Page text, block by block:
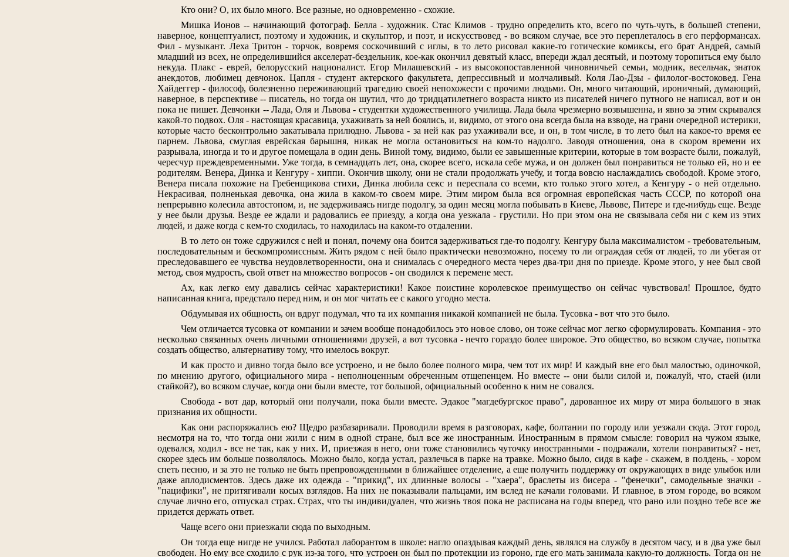
Кто они? О, их было много. Все разные, но одновременно - схожие.
Мишка Ионов -- начинающий фотограф. Белла - художник. Стас Климов - трудно определить кто, всего по чуть-чуть, в большей степени,
наверное, концептуалист, поэтому и художник, и скульптор, и поэт, и искусствовед - во всяком случае, все это переплеталось в его перформансах.
Фил - музыкант. Леха Тритон - торчок, вовремя соскочивший с иглы, в то лето рисовал какие-то готические комиксы, его брат Андрей, самый
младший из всех, не определившийся акселерат-бездельник, кое-как окончил девятый класс, впереди ждал десятый, и поэтому торопиться ему было
некуда. Плакс - еврей, белорусский националист. Егор Милашевский - из высокопоставленной чиновничьей семьи, модник, весельчак, знаток
анекдотов, любимец девчонок. Цапля - студент актерского факультета, депрессивный и молчаливый. Коля Лао-Дзы - филолог-востоковед. Гена
Хайдеггер - философ, болезненно переживающий трагедию своей непохожести с прочими людьми. Он, много читающий, ироничный, думающий,
наверное, в перспективе -- писатель, но тогда он шутил, что до тридцатилетнего возраста никто из писателей ничего путного не написал, вот и он
пока не пишет. Девчонки -- Лада, Оля и Львова - студентки художественного училища. Лада была чрезмерно возвышенна, и явно за этим скрывался
какой-то подвох. Оля - настоящая красавица, ухаживать за ней боялись, и, видимо, от этого она всегда была на взводе, на грани очередной истерики,
которые часто бесконтрольно закатывала прилюдно. Львова - за ней как раз ухаживали все, и он, в том числе, в то лето был на какое-то время ее
парнем. Львова, смуглая еврейская барышня, никак не могла остановиться на ком-то надолго. Заводя отношения, она в скором времени их
разрывала, иногда и то и другое помещала в один день. Виной тому, видимо, были ее завышенные критерии, которые в том возрасте были, пожалуй,
чересчур преждевременными. Уже тогда, в семнадцать лет, она, скорее всего, искала себе мужа, и он должен был понравиться не только ей, но и ее
родителям. Венера, Динка и Кенгуру - хиппи. Окончив школу, они не стали продолжать учебу, и тогда вовсю наслаждались свободой. Кроме этого,
Венера писала похожие на Гребенщикова стихи, Динка любила секс и переспала со всеми, кто только этого хотел, а Кенгуру - о ней отдельно.
Некрасивая, полненькая девочка, она жила в каком-то своем мире. Этим миром была вся огромная европейская часть СССР, по которой она
непрерывно колесила автостопом, и, не задерживаясь нигде подолгу, за один месяц могла побывать в Киеве, Львове, Питере и где-нибудь еще. Везде
у нее были друзья. Везде ее ждали и радовались ее приезду, а когда она уезжала - грустили. Но при этом она не связывала себя ни с кем из этих
людей, и даже когда с кем-то сходилась, то находилась на каком-то отдалении.
В то лето он тоже сдружился с ней и понял, почему она боится задерживаться где-то подолгу. Кенгуру была максималистом - требовательным,
последовательным и бескомпромиссным. Жить рядом с ней было практически невозможно, посему то ли ограждая себя от людей, то ли убегая от
преследовавшего ее чувства неудовлетворенности, она и снималась с очередного места через два-три дня по приезде. Кроме этого, у нее был свой
метод, своя мудрость, свой ответ на множество вопросов - он сводился к перемене мест.
Ах, как легко ему давались сейчас характеристики! Какое поистине королевское преимущество он сейчас чувствовал! Прошлое, будто
написанная книга, предстало перед ним, и он мог читать ее с какого угодно места.
Обдумывая их общность, он вдруг подумал, что та их компания никакой компанией не была. Тусовка - вот что это было.
Чем отличается тусовка от компании и зачем вообще понадобилось это новое слово, он тоже сейчас мог легко сформулировать. Компания - это
несколько связанных очень личными отношениями друзей, а вот тусовка - нечто гораздо более широкое. Это общество, во всяком случае, попытка
создать общество, альтернативу тому, что имелось вокруг.
И как просто и дивно тогда было все устроено, и не было более полного мира, чем тот их мир! И каждый вне его был малостью, одиночкой,
по мнению другого, официального мира - неполноценным обреченным отщепенцем. Но вместе -- они были силой и, пожалуй, что, стаей (или
стайкой?), во всяком случае, когда они были вместе, тот большой, официальный особенно к ним не совался.
Свобода - вот дар, который они получали, пока были вместе. Эдакое "магдебургское право", дарованное их миру от мира большого в знак
признания их общности.
Как они распоряжались ею? Щедро разбазаривали. Проводили время в разговорах, кафе, болтании по городу или уезжали сюда. Этот город,
несмотря на то, что тогда они жили с ним в одной стране, был все же иностранным. Иностранным в прямом смысле: говорил на чужом языке,
одевался, ходил - все не так, как у них. И, приезжая в него, они тоже становились чуточку иностранными - подражали, хотели понравиться? - нет,
скорее здесь им больше позволялось. Можно было, когда устал, разлечься в парке на травке. Можно было, сидя в кафе - скажем, в полдень, - хором
спеть песню, и за это не только не быть препровожденными в ближайшее отделение, а еще получить поддержку от окружающих в виде улыбок или
даже аплодисментов. Здесь даже их одежда - "прикид", их длинные волосы - "хаера", браслеты из бисера - "фенечки", самодельные значки -
"пацифики", не притягивали косых взглядов. На них не показывали пальцами, им вслед не качали головами. И главное, в этом городе, во всяком
случае лично его, отпускал страх. Страх, что ты индивидуален, что жизнь твоя пока не расписана на годы вперед, что рано или поздно тебе все же
придется держать ответ.
Чаще всего они приезжали сюда по выходным.
Он тогда еще нигде не учился. Работал лаборантом в школе: нагло опаздывая каждый день, являлся на службу в десятом часу, и в два уже был
свободен. Но ему все сходило с рук из-за того, что устроен он был по протекции из гороно, где его мать занимала какую-то должность. Тогда он не